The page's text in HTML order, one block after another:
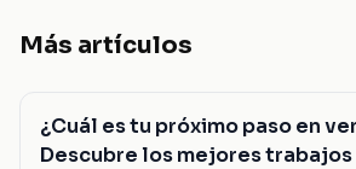
Más artículos
¿Cuál es tu próximo paso en
Descubre los mejores